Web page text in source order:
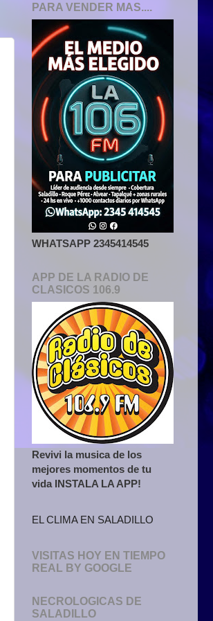
PARA VENDER MAS....
WHATSAPP 2345414545
APP DE LA RADIO DE
CLASICOS 106.9
Revivi la musica de los
mejores momentos de tu
vida INSTALA LA APP!
EL CLIMA EN SALADILLO
VISITAS HOY EN TIEMPO
REAL BY GOOGLE
NECROLOGICAS DE
SALADILLO